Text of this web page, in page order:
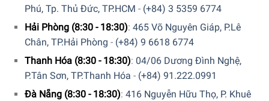
Phú, Tp. Thủ Đức, TP.HCM - (+84) 3 5359 6774
Hải Phòng (8:30 - 18:30): 465 Võ Nguyên Giáp, P.Lê
Chân, TP.Hải Phòng - (+84) 9 6618 6774
Thanh Hóa (8:30 - 18:30): 04/06 Dương Đình Nghệ,
P.Tân Sơn, TP.Thanh Hóa - (+84) 91.222.0991
Đà Nẵng (8:30 - 18:30): 416 Nguyễn Hữu Thọ, P. Khuê